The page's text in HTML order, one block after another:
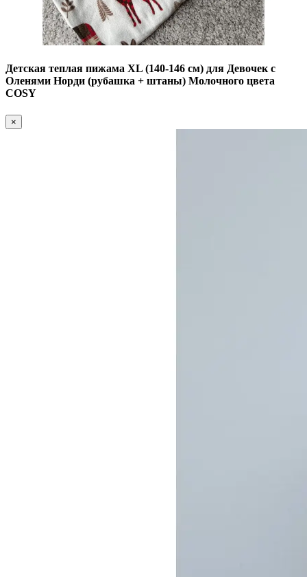
Детская теплая пижама XL (140-146 см) для Девочек с
Оленями Норди (рубашка + штаны) Молочного цвета
COSY
×